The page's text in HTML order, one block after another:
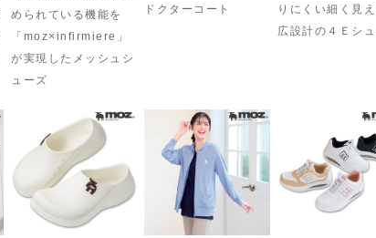
められている機能を
「moz×infirmiere」
が実現したメッシュシ
ューズ
ドクターコート
りにくい細く見
広設計の４Ｅシ